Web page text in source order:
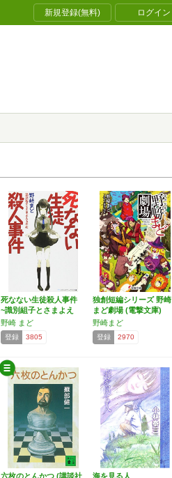
新規登録(無料) ログイン
死なない生徒殺人事件
~識別組子とさまよえ
る…
野崎 まど
登録 3805
独創短編シリーズ 野崎
まど劇場 (電撃文庫)
野崎まど
登録 2970
六枚のとんかつ (講談社
海を見る人